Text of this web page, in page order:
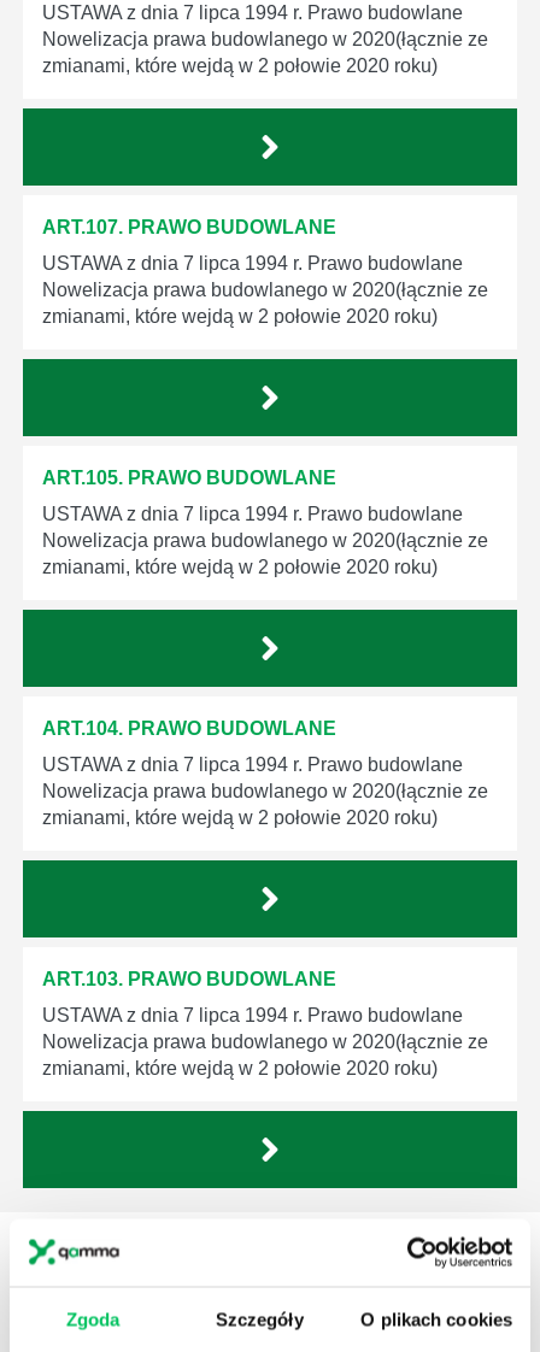
Zgoda Szczegóły O plikach cookies
USTAWA z dnia 7 lipca 1994 r. Prawo budowlane
Nowelizacja prawa budowlanego w 2020(łącznie ze
zmianami, które wejdą w 2 połowie 2020 roku)
ART.107. PRAWO BUDOWLANE
USTAWA z dnia 7 lipca 1994 r. Prawo budowlane
Nowelizacja prawa budowlanego w 2020(łącznie ze
zmianami, które wejdą w 2 połowie 2020 roku)
ART.105. PRAWO BUDOWLANE
USTAWA z dnia 7 lipca 1994 r. Prawo budowlane
Nowelizacja prawa budowlanego w 2020(łącznie ze
zmianami, które wejdą w 2 połowie 2020 roku)
ART.104. PRAWO BUDOWLANE
USTAWA z dnia 7 lipca 1994 r. Prawo budowlane
Nowelizacja prawa budowlanego w 2020(łącznie ze
zmianami, które wejdą w 2 połowie 2020 roku)
ART.103. PRAWO BUDOWLANE
USTAWA z dnia 7 lipca 1994 r. Prawo budowlane
Nowelizacja prawa budowlanego w 2020(łącznie ze
zmianami, które wejdą w 2 połowie 2020 roku)
STREFY WIEDZY